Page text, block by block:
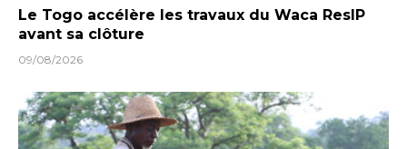
Le Togo accélère les travaux du Waca ResIP
avant sa clôture
09/08/2026